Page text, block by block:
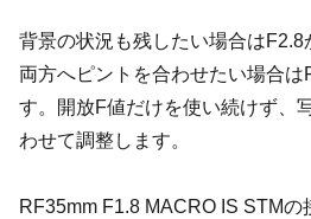
背景の状況も残したい場合は
両方へピントを合わせたい場合は
す。開放F値だけを使い続けず、
わせて調整します。
RF35mm F1.8 MACRO IS STM